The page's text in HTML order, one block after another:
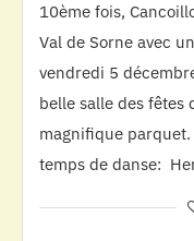
10ème fois,
Val de Sorne avec
vendredi 5
belle salle des fêtes
magnifique
temps de danse: